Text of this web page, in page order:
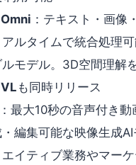
：テキスト・画像
ルタイムで統合処理
モデル。3D空間理解
も同時リリース
：最大10秒の音声付き動
編集可能な映像生成
イティブ業務やマー